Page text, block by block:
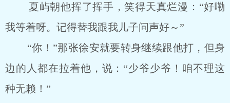
夏屿朝他挥了挥手，笑得天真烂漫：“好嘞
我等着呀。记得替我跟我儿子问声好～”
“你！”那张徐安就要转身继续跟他打，但身
边的人都在拉着他，说：“少爷少爷！咱不理这
种无赖！”